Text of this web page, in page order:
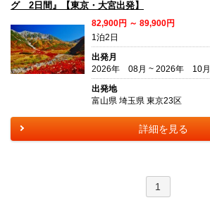
グ 2日間』【東京・大宮出発】
82,900円 ～ 89,900円
1泊2日
出発月
2026年 08月 ~ 2026年 10月
出発地
富山県 埼玉県 東京23区
詳細を見る
1